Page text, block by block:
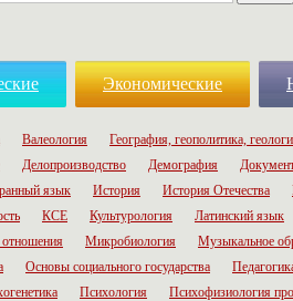
Экономические
Валеология География, геополитика,
Делопроизводство Демография
язык История История Отечества
КСЕ Культурология Латинский язык
Микробиология Музыкальное
Основы социального государства
Психология
Психофизиология